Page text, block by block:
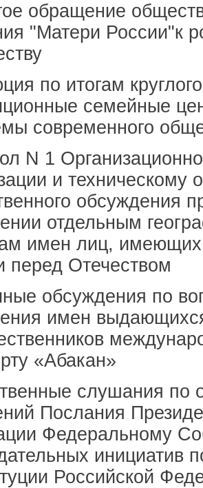
обращение
"Матери России"к
по итогам
семейные
современного
N 1
и техническому
обсуждения
отдельным
имен лиц,
перед Отечеством
обсуждения по
имен
«Абакан»
слушания по
Послания
Федеральному
инициатив
Российской